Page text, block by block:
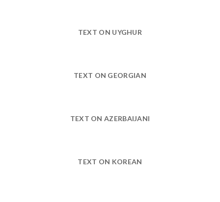
TEXT ON UYGHUR
TEXT ON GEORGIAN
TEXT ON AZERBAIJANI
TEXT ON KOREAN